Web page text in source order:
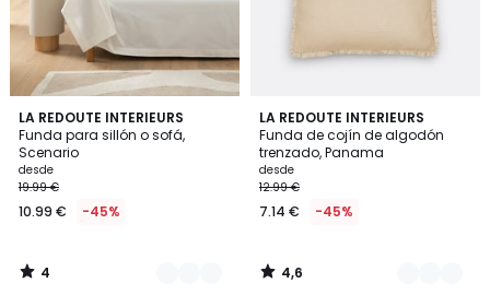
LA REDOUTE INTERIEURS
Funda para sillón o sofá,
Scenario
desde
19.99 €
10.99 € -45%
4
/
5
8
Colores
4
/
LA REDOUTE INTERIEURS
Funda de cojín de algodón
trenzado, Panama
desde
12.99 €
7.14 € -45%
4,6
/ 5
8
Colores
4,6
/